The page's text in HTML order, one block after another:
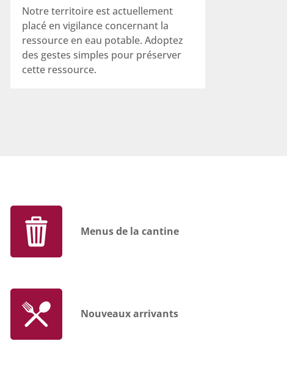
Notre territoire est actuellement
placé en vigilance concernant la
ressource en eau potable. Adoptez
des gestes simples pour préserver
cette ressource.
Menus de la cantine
Nouveaux arrivants